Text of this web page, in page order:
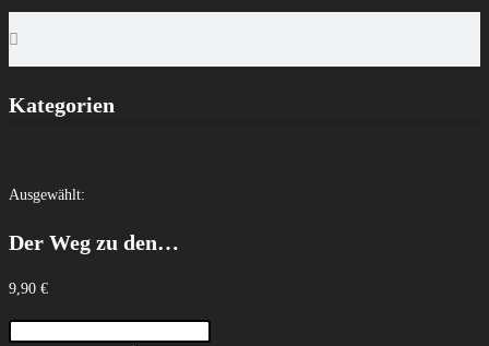
Kategorien
Ausgewählt:
Der Weg zu den…
9,90 €